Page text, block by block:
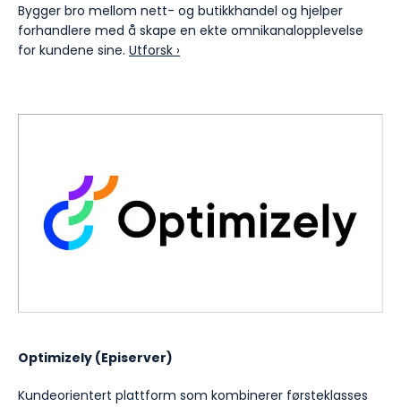
Bygger bro mellom nett- og butikkhandel og hjelper
forhandlere med å skape en ekte omnikanalopplevelse
for kundene sine. Utforsk ›
Optimizely (Episerver)
Kundeorientert plattform som kombinerer førsteklasses